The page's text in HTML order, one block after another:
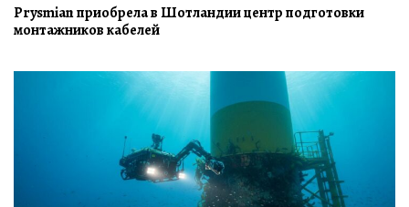
Prysmian приобрела в Шотландии центр подготовки
монтажников кабелей